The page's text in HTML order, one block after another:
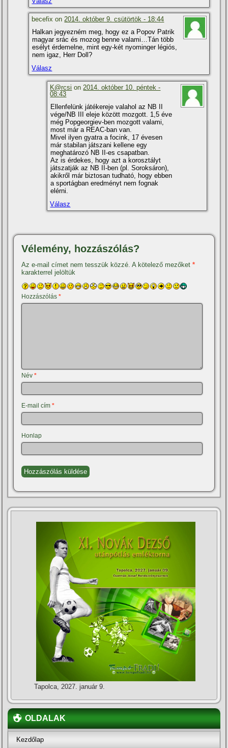
becefix on2014. október 9. csütörtök - 18:44
Halkan jegyezném meg, hogy ez a Popov Patrik
magyar srác és mozog benne valami…Tán több
esélyt érdemelne, mint egy-két nyominger légiós,
nem igaz, Herr Doll?
Válasz
K@rcsi on 2014. október 10. péntek -
08:43
Ellenfelünk játékereje valahol az NB II
vége/NB III eleje között mozgott. 1,5 éve
még Popgeorgiev-ben mozgott valami,
most már a REAC-ban van.
Mivel ilyen gyatra a focink, 17 évesen
már stabilan játszani kellene egy
meghatározó NB II-es csapatban.
Az is érdekes, hogy azt a korosztályt
játszatják az NB II-ben (pl. Soroksáron),
akikről már biztosan tudható, hogy ebben
a sportágban eredményt nem fognak
elérni.
Válasz
Vélemény, hozzászólás?
Az e-mail címet nem tesszük közzé. A kötelező mezőket*
karakterrel jelöltük
Hozzászólás*
Név*
E-mail cím*
Honlap
Tapolca, 2027. január 9.
OLDALAK
Kezdőlap